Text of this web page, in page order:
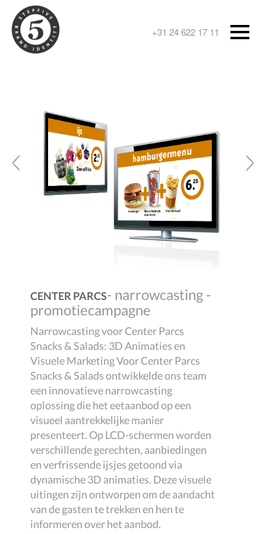
+31 24 622 17 11
CENTER PARCS- narrowcasting -
promotiecampagne
Narrowcasting voor Center Parcs
Snacks & Salads: 3D Animaties en
Visuele Marketing Voor Center Parcs
Snacks & Salads ontwikkelde ons team
een innovatieve narrowcasting
oplossing die het eetaanbod op een
visueel aantrekkelijke manier
presenteert. Op LCD-schermen worden
verschillende gerechten, aanbiedingen
en verfrissende ijsjes getoond via
dynamische 3D animaties. Deze visuele
uitingen zijn ontworpen om de aandacht
van de gasten te trekken en hen te
informeren over het aanbod.